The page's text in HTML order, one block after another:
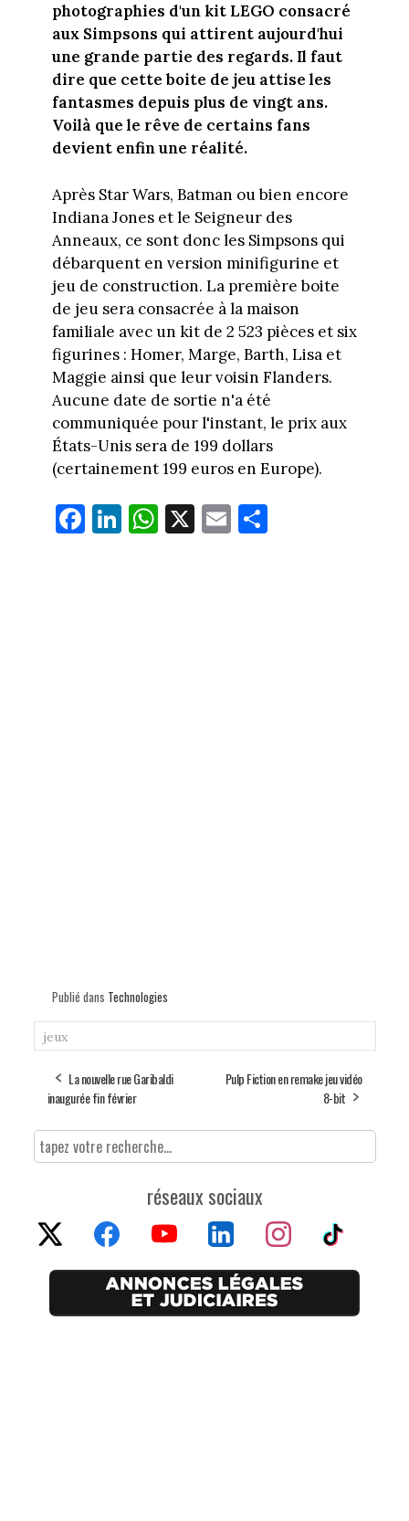
photographies d'un kit LEGO consacré
aux Simpsons qui attirent aujourd'hui
une grande partie des regards. Il faut
dire que cette boite de jeu attise les
fantasmes depuis plus de vingt ans.
Voilà que le rêve de certains fans
devient enfin une réalité.
Après Star Wars, Batman ou bien encore
Indiana Jones et le Seigneur des
Anneaux, ce sont donc les Simpsons qui
débarquent en version minifigurine et
jeu de construction. La première boite
de jeu sera consacrée à la maison
familiale avec un kit de 2 523 pièces et six
figurines : Homer, Marge, Barth, Lisa et
Maggie ainsi que leur voisin Flanders.
Aucune date de sortie n'a été
communiquée pour l'instant, le prix aux
États-Unis sera de 199 dollars
(certainement 199 euros en Europe).
Fa
ce
Li
nk
W
ha
X E
m
Pa
rt
Publié dans Technologies
jeux
La nouvelle rue Garibaldi
inaugurée fin février
Pulp Fiction en remake jeu vidéo
8-bit
réseaux sociaux